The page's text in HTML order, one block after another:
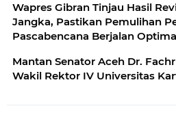
Wapres Gibran Tinjau Hasil
Jangka, Pastikan Pemulihan
Pascabencana Berjalan
Mantan Senator Aceh Dr.
Wakil Rektor IV Universitas